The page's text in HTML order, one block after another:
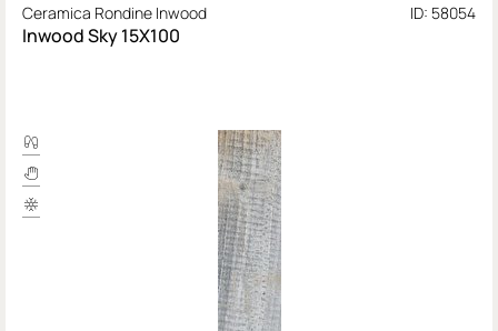
Ceramica Rondine Inwood ID: 58054
Inwood Sky 15X100